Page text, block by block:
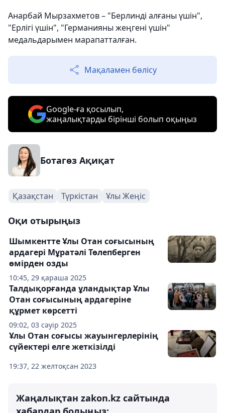
Анарбай Мырзахметов – "Берлинді алғаны үшін",
"Ерлігі үшін", "Германияны жеңгені үшін"
медальдарымен марапатталған.
Мақаламен бөлісу
Google-ға қосылып,
жаңалықтарды бірінші болып оқыңыз
Ботагөз Ақиқат
Қазақстан Түркістан Ұлы Жеңіс
Оқи отырыңыз
10:45, 29 қараша 2025
Шымкентте Ұлы Отан соғысының
ардагері Мұратәлі Төлепберген
өмірден озды
09:02, 03 сәуір 2025
Талдықорғанда ұландықтар Ұлы
Отан соғысының ардагеріне
құрмет көрсетті
19:37, 22 желтоқсан 2023
Ұлы Отан соғысы жауынгерлерінің
сүйектері елге жеткізілді
Жаңалықтан zakon.kz сайтында